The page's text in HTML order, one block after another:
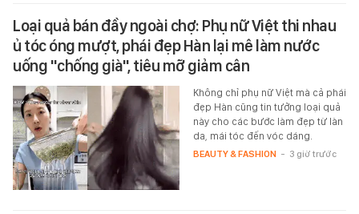
Loại quả bán đầy ngoài chợ: Phụ nữ Việt thi nhau
ủ tóc óng mượt, phái đẹp Hàn lại mê làm nước
uống "chống già", tiêu mỡ giảm cân
Không chỉ phụ nữ Việt mà cả phái
đẹp Hàn cũng tin tưởng loại quả
này cho các bước làm đẹp từ làn
da, mái tóc đến vóc dáng.
BEAUTY & FASHION - 3 giờ trước